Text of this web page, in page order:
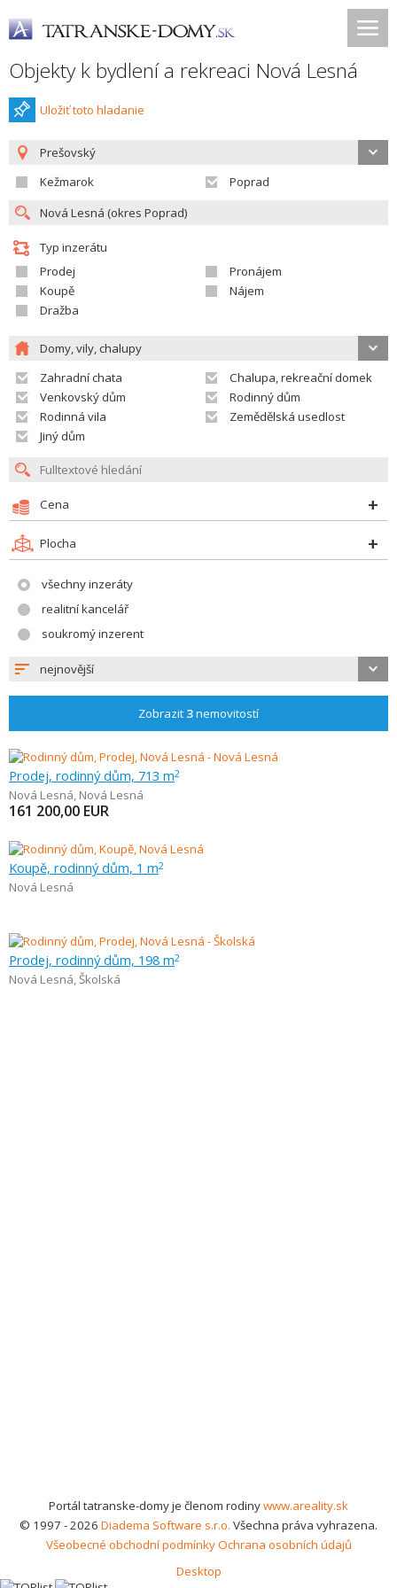
Objekty k bydlení a rekreaci Nová Lesná
Uložiť toto hladanie
Prešovský
Kežmarok
Poprad
Typ inzerátu
Prodej
Pronájem
Koupě
Nájem
Dražba
Domy, vily, chalupy
Zahradní chata
Chalupa, rekreační domek
Venkovský dům
Rodinný dům
Rodinná vila
Zemědělská usedlost
Jiný dům
Cena
Plocha
všechny inzeráty
realitní kancelář
soukromý inzerent
nejnovější
Zobrazit 3nemovitostí
Prodej, rodinný dům, 713 m2
Nová Lesná, Nová Lesná
161 200,00 EUR
Koupě, rodinný dům, 1 m2
Nová Lesná
Prodej, rodinný dům, 198 m2
Nová Lesná,Školská
Portál tatranske-domy je členom rodinywww.areality.sk
© 1997 - 2026 Diadema Software s.r.o. Všechna práva vyhrazena.
Všeobecné obchodní podmínkyOchrana osobních údajů
Desktop